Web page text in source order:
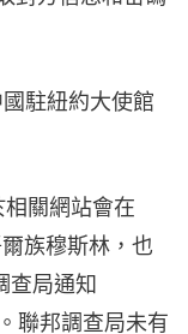
駐紐約大使館
關網站會在
族穆斯林，也
查局通知
聯邦調查局未有